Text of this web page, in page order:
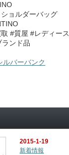
ョルダーバッグ
#質屋 #レディース
ンド品
ルバーバンク
2015-1-19
新着情報